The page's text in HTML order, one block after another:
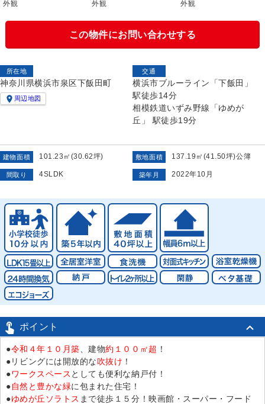
外観 外観 外観
この物件にお問い合わせする
所在地
神奈川県横浜市泉区下飯田町
 周辺地図
交通
横浜市ブルーライン「下飯田」
駅徒歩14分
相模鉄道いずみ野線「ゆめが
丘」 駅徒歩19分
建物面積 101.23㎡(30.62坪) 敷地面積 137.19㎡(41.50坪)公簿
間取り 4SLDK 築年月 2022年10月
 ポイント
●令和４年１０月築 、建物約１００㎡超 ！
●リビングには開放的な吹抜け ！
●ワークスペース としても便利な納戸付！
●自然と豊かな緑に包まれた住宅！
●ゆめが丘ソラトス まで徒歩１５分！映画館・スーパー・フード